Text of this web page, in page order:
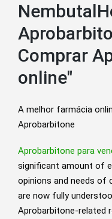
Comprar
online"
A melhor farmácia
Aprobarbitone
Aprobarbitone para
significant amount of
opinions and needs of
are now fully
Aprobarbitone-related